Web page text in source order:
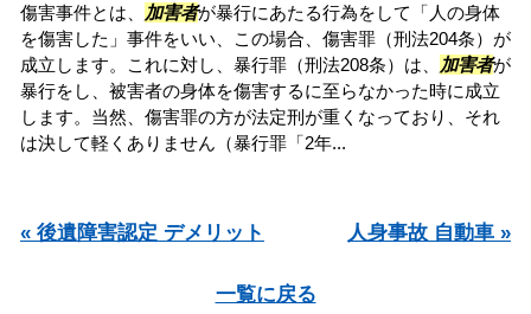
傷害事件とは、 加害者が暴行にあたる行為をして「人の身体
を傷害した」事件をいい、この場合、傷害罪（刑法204条）が
成立します。これに対し、暴行罪（刑法208条）は、
加害者が
暴行をし、被害者の身体を傷害するに至らなかった時に成立
します。当然、傷害罪の方が法定刑が重くなっており、それ
は決して軽くありません（暴行罪「2年...
« 後遺障害認定 デメリット 人身事故 自動車 »
一覧に戻る